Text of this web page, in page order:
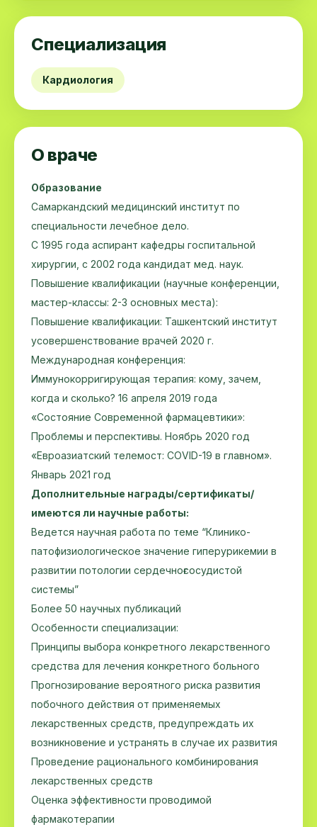
Специализация
Кардиология
О враче
Образование
Самаркандский медицинский институт по
специальности лечебное дело.
С 1995 года аспирант кафедры госпитальной
хирургии, с 2002 года кандидат мед. наук.
Повышение квалификации (научные конференции,
мастер-классы: 2-3 основных места):
Повышение квалификации: Ташкентский институт
усовершенствование врачей 2020 г.
Международная конференция:
Иммунокорригирующая терапия: кому, зачем,
когда и сколько? 16 апреля 2019 года
«Состояние Современной фармацевтики»:
Проблемы и перспективы. Ноябрь 2020 год
«Евроазиатский телемост: COVID-19 в главном».
Январь 2021 год
Дополнительные награды/сертификаты/
имеются ли научные работы:
Ведется научная работа по теме “Клинико-
патофизиологическое значение гиперурикемии в
развитии потологии сердечноғсосудистой
системы”
Более 50 научных публикаций
Особенности специализации:
Принципы выбора конкретного лекарственного
средства для лечения конкретного больного
Прогнозирование вероятного риска развития
побочного действия от применяемых
лекарственных средств, предупреждать их
возникновение и устранять в случае их развития
Проведение рационального комбинирования
лекарственных средств
Оценка эффективности проводимой
фармакотерапии